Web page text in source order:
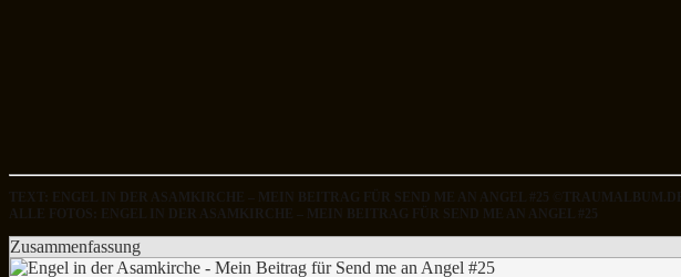
TEXT: ENGEL IN DER ASAMKIRCHE – MEIN BEITRAG FÜR SEND ME AN ANGEL #25 ©TRAUMALBUM.DE
ALLE FOTOS: ENGEL IN DER ASAMKIRCHE – MEIN BEITRAG FÜR SEND ME AN ANGEL #25
Zusammenfassung